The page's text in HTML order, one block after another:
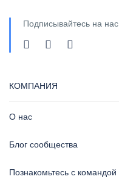
Подписывайтесь на нас
КОМПАНИЯ
О нас
Блог сообщества
Познакомьтесь с командой